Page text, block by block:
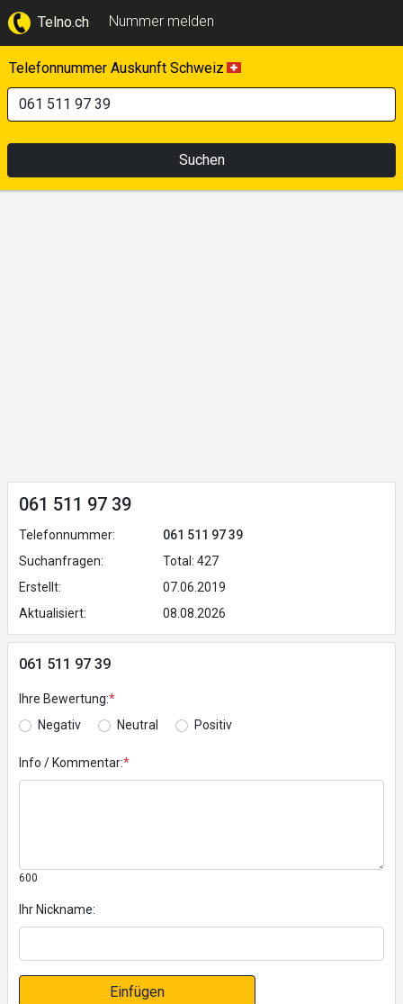
Telno.ch Nummer melden
Telefonnummer Auskunft Schweiz
Suchen
061 511 97 39
Telefonnummer:
061 511 97 39
Suchanfragen:
Total: 427
Erstellt:
07.06.2019
Aktualisiert:
08.08.2026
061 511 97 39
Ihre Bewertung:*
Negativ
Neutral Positiv
Info / Kommentar:*
600
Ihr Nickname:
Einfügen